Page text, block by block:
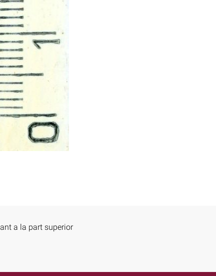
a la part superior